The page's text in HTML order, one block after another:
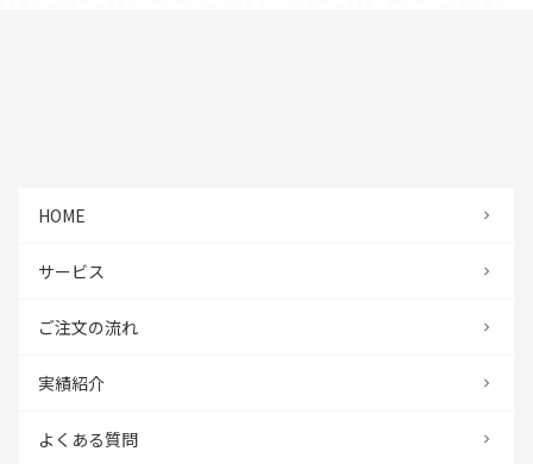
HOME
サービス
ご注文の流れ
実績紹介
よくある質問